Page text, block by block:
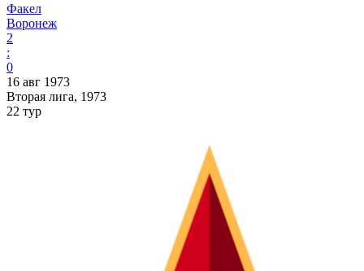
Факел
Воронеж
2
:
0
16 авг 1973
Вторая лига, 1973
22 тур